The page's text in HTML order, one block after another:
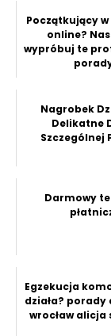
Początkujący
online?
wypróbuj te
Nagrobek
Delikatne
Szczególnej
Darmowy
Egzekucja
działa?
wrocław alicja